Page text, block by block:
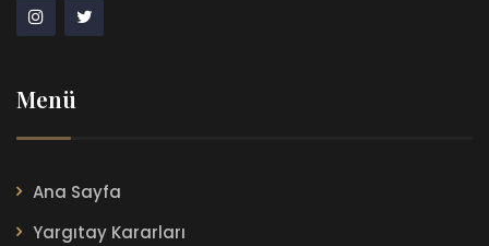
Menü
Ana Sayfa
Yargıtay Kararları